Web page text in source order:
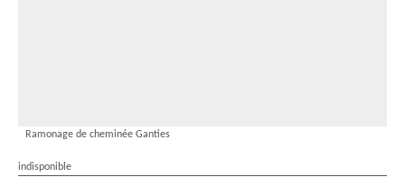
Ramonage de cheminée Ganties
indisponible